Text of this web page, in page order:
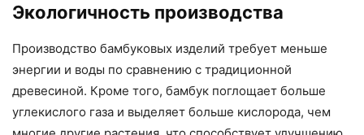
Экологичность производства
Производство бамбуковых изделий требует меньше
энергии и воды по сравнению с традиционной
древесиной. Кроме того, бамбук поглощает больше
углекислого газа и выделяет больше кислорода, чем